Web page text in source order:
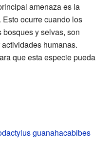
amenaza es la
Esto ocurre cuando los
y selvas, son
humanas.
que esta especie pueda
guanahacabibes